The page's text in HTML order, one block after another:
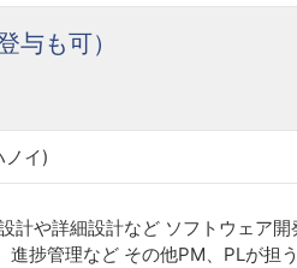
与も可）
ノイ)
計や詳細設計など ソフトウェア
捗管理など その他PM、PLが担